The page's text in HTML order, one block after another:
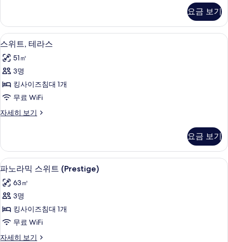
진
모
두
보
기
스
위
트
세
히
기
요금 보기
스
위
트,
테
라
사
모
두
보
기
스위트, 테라스 | 고급 침구, 오리/거위
4
스위트, 테라스
51㎡
3명
킹사이즈침대 1개
무료 WiFi
자세히 보기
스
라
스
자
세
히
보
요금 보기
파
노
라
믹
스
파노라믹 스위트 (Prestige) | 고급 침
4
파노라믹 스위트 (Prestige)
63㎡
3명
킹사이즈침대 1개
무료 WiFi
자세히 보기
파